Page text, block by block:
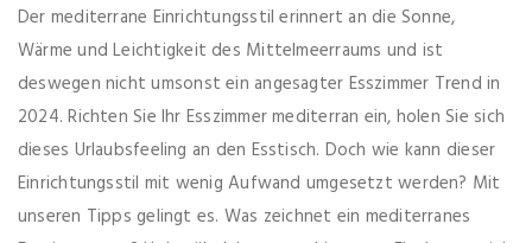
Der mediterrane Einrichtungsstil erinnert an die Sonne,
Wärme und Leichtigkeit des Mittelmeerraums und ist
deswegen nicht umsonst ein angesagter Esszimmer Trend in
2024. Richten Sie Ihr Esszimmer mediterran ein, holen Sie sich
dieses Urlaubsfeeling an den Esstisch. Doch wie kann dieser
Einrichtungsstil mit wenig Aufwand umgesetzt werden? Mit
unseren Tipps gelingt es. Was zeichnet ein mediterranes